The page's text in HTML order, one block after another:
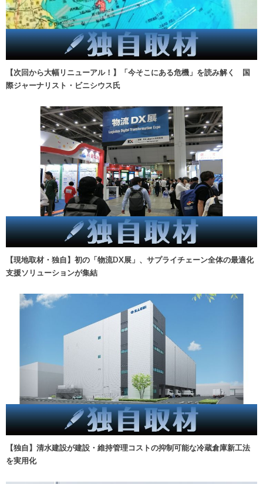
【次回から大幅リニューアル！】「今そこにある危機」を読み解く 国
際ジャーナリスト・ビニシウス氏
【現地取材・独自】初の「物流DX展」、サプライチェーン全体の最適化
支援ソリューションが集結
【独自】清水建設が建設・維持管理コストの抑制可能な冷蔵倉庫新工法
を実用化